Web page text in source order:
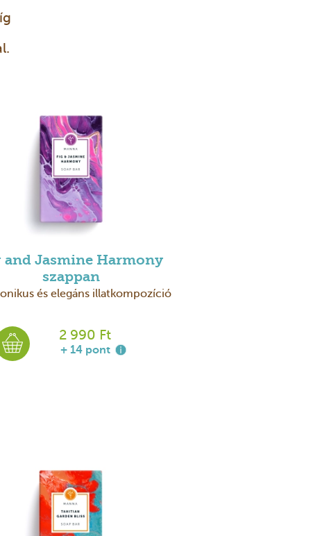
and Jasmine Harmony
szappan
és elegáns illatkompozíció
2 990 Ft
+ 14 pont